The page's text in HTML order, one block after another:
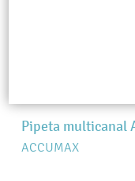
Pipeta multicanal
ACCUMAX